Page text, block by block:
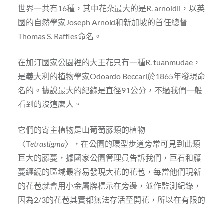
世界一共有16種，其中花朵最大的是R. arnoldii，以英
國的自然學家Joseph Arnold和新加坡的首任總督
Thomas S. Raffles命名。
在加汀國家公園裡的大王花只有一種R. tuanmudae，
是義大利的植物學家Odoardo Beccari於1865年發現命
名的。據說最大的紀錄是直徑91公分，不過我們一般
看到的沒這麼大。
它們的寄主植物是山葡萄藤類的植物
〈Tetrastigma〉，在公園的環型步道旁常可見到此類
巨大的藤蔓，據國家公園管理員告訴我們，巨石和籐
蔓纏繞的區域最容易發現大花的花苞，每當他們現新
的花苞就會用小金屬牌標示在旁邊，並作監測紀錄，
因為2/3的花苞其實都無法存活至開花，所以在有限的